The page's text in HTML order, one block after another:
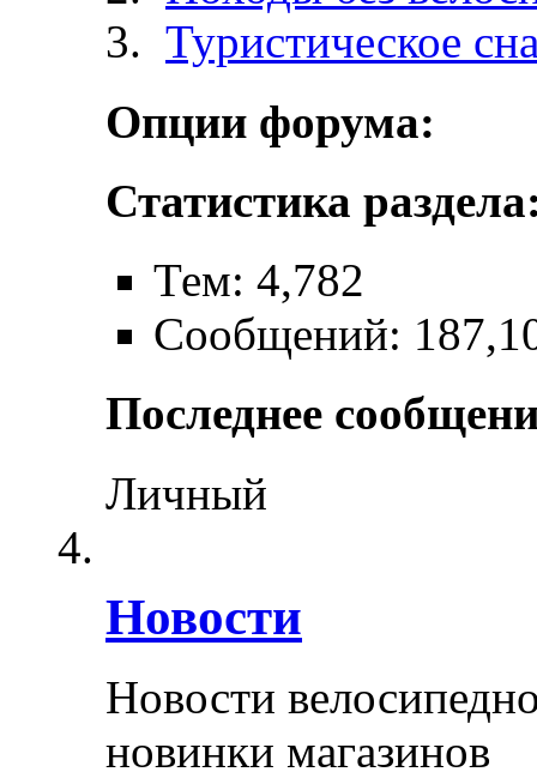
Туристическое
Опции форума:
Статистика
Тем: 4,782
Сообщений:
Последнее
Личный
Новости
Новости
новинки магазинов